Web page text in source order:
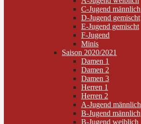
C-Jugend männlich
D-Jugend gemischt
E-Jugend gemischt
F-Jugend
Minis
Saison 2020/2021
Damen 1
Damen 2
Damen 3
Herren 1
Herren 2
A-Jugend männlich
B-Jugend männlich
B-Jugend weiblich